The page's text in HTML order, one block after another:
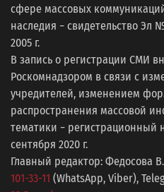
сфере массовых
наследия − свидетельство Эл
2005 г.
В запись о регистрации СМИ
Роскомнадзором в связи с
учредителей, изменением
распространения массовой
тематики − регистрационный
сентября 2020 г.
Главный редактор: Федосова
101-33-11 (WhatsApp, Viber),